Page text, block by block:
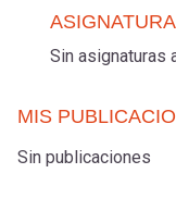
Sin asignaturas
MIS
Sin publicaciones